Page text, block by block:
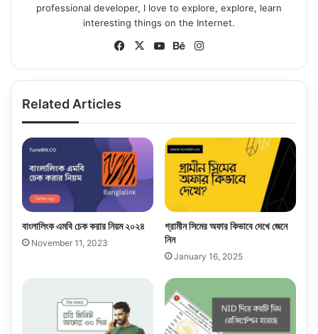
professional developer, I love to explore, explore, learn
interesting things on the Internet.
Fa
bo
X
Yo
ub
Be
nc
ra
Related Articles
বাংলালিংক এমবি চেক করার নিয়ম ২০২৪
November 11, 2023
গ্রামীন সিমের অফার কিভাবে দেখে জেনে
নিন
January 16, 2025